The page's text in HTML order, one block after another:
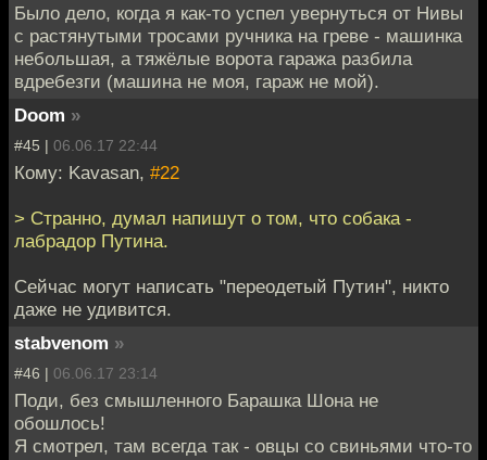
Было дело, когда я как-то успел увернуться от Нивы
с растянутыми тросами ручника на греве - машинка
небольшая, а тяжёлые ворота гаража разбила
вдребезги (машина не моя, гараж не мой).
Doom »
#45 | 06.06.17 22:44
Кому: Kavasan, #22
> Странно, думал напишут о том, что собака -
лабрадор Путина.
Сейчас могут написать "переодетый Путин", никто
даже не удивится.
stabvenom »
#46 | 06.06.17 23:14
Поди, без смышленного Барашка Шона не
обошлось!
Я смотрел, там всегда так - овцы со свиньями что-то